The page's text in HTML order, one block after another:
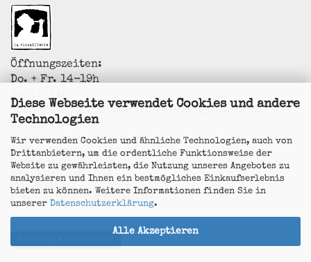
Diese Webseite verwendet Cookies und andere
Technologien
Wir verwenden Cookies und ähnliche Technologien, auch von
Drittanbietern, um die ordentliche Funktionsweise der
Website zu gewährleisten, die Nutzung unseres Angebotes zu
analysieren und Ihnen ein bestmögliches Einkaufserlebnis
bieten zu können. Weitere Informationen finden Sie in
unserer Datenschutzerklärung.
Alle Akzeptieren
Öffnungszeiten:
Do. + Fr. 14-19h
Sa. 11-14h
Sonderöffnungszeiten zu Feiertagen...sonst
anrufen!
La Vincaillerie - vin naturel
Surk-ki Schrade
Leostrasse 57
50823 Köln - Ehrenfeld
+49 172 5926537
info@la-vincaillerie.de